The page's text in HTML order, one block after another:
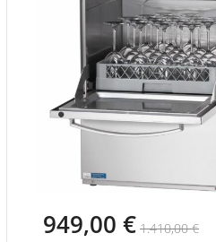
949,00 € 1.410,00 €